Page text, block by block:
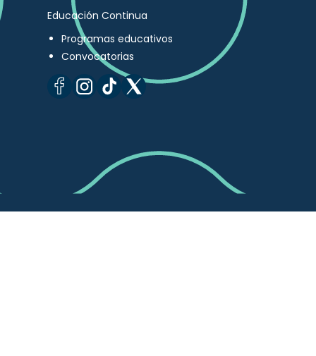
Educación Continua
Programas educativos
Convocatorias